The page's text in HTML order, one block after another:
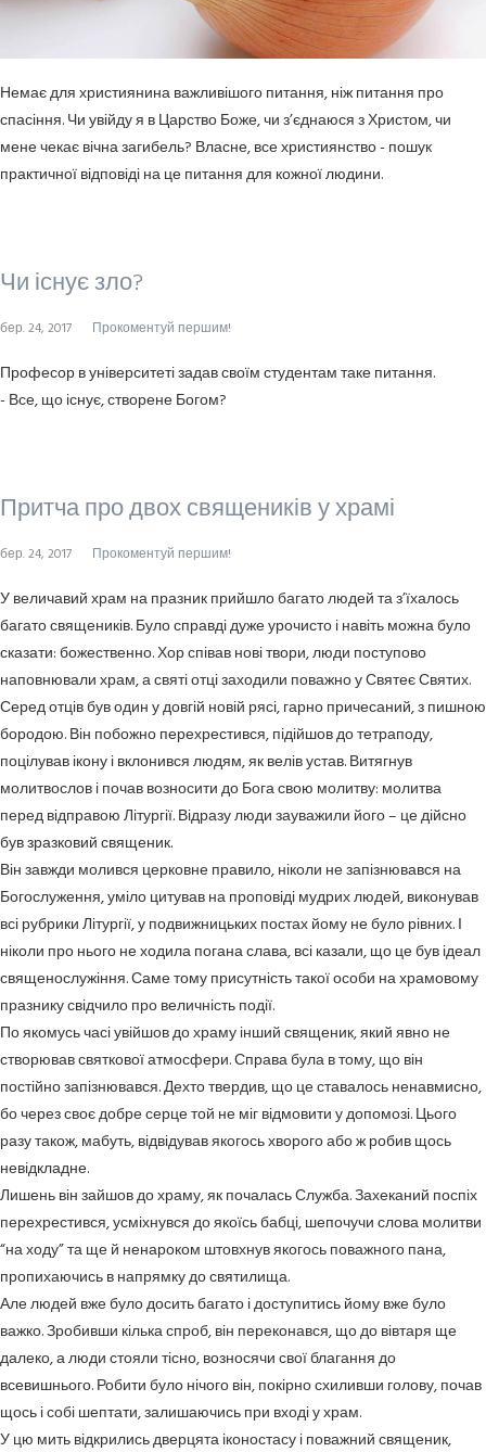
Немає для християнина важливішого питання, ніж питання про
спасіння. Чи увійду я в Царство Боже, чи з’єднаюся з Христом, чи
мене чекає вічна загибель? Власне, все християнство - пошук
практичної відповіді на це питання для кожної людини.
Чи існує зло?
бер. 24, 2017 Прокоментуй першим!
Професор в університеті задав своїм студентам таке питання.
- Все, що існує, створене Богом?
Притча про двох священиків у храмі
бер. 24, 2017 Прокоментуй першим!
У величавий храм на празник прийшло багато людей та з’їхалось
багато священиків. Було справді дуже урочисто і навіть можна було
сказати: божественно. Хор співав нові твори, люди поступово
наповнювали храм, а святі отці заходили поважно у Святеє Святих.
Серед отців був один у довгій новій рясі, гарно причесаний, з пишною
бородою. Він побожно перехрестився, підійшов до тетраподу,
поцілував ікону і вклонився людям, як велів устав. Витягнув
молитвослов і почав возносити до Бога свою молитву: молитва
перед відправою Літургії. Відразу люди зауважили його – це дійсно
був зразковий священик.
Він завжди молився церковне правило, ніколи не запізнювався на
Богослуження, уміло цитував на проповіді мудрих людей, виконував
всі рубрики Літургії, у подвижницьких постах йому не було рівних. І
ніколи про нього не ходила погана слава, всі казали, що це був ідеал
священослужіння. Саме тому присутність такої особи на храмовому
празнику свідчило про величність події.
По якомусь часі увійшов до храму інший священик, який явно не
створював святкової атмосфери. Справа була в тому, що він
постійно запізнювався. Дехто твердив, що це ставалось ненавмисно,
бо через своє добре серце той не міг відмовити у допомозі. Цього
разу також, мабуть, відвідував якогось хворого або ж робив щось
невідкладне.
Лишень він зайшов до храму, як почалась Служба. Захеканий поспіх
перехрестився, усміхнувся до якоїсь бабці, шепочучи слова молитви
“на ходу” та ще й ненароком штовхнув якогось поважного пана,
пропихаючись в напрямку до святилища.
Але людей вже було досить багато і доступитись йому вже було
важко. Зробивши кілька спроб, він переконався, що до вівтаря ще
далеко, а люди стояли тісно, возносячи свої благання до
всевишнього. Робити було нічого він, покірно схиливши голову, почав
щось і собі шептати, залишаючись при вході у храм.
У цю мить відкрились дверцята іконостасу і поважний священик,